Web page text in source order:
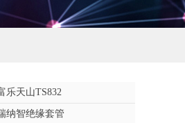
乐天山TS832
纳智绝缘套管